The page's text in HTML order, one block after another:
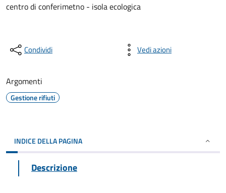
centro di conferimetno - isola ecologica
Condividi Vedi azioni
Argomenti
Gestione rifiuti
INDICE DELLA PAGINA
Descrizione